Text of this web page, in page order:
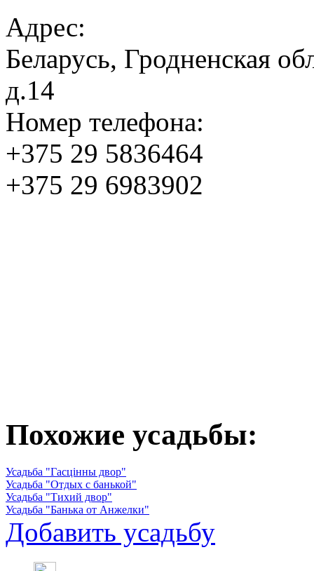
Адрес:
Беларусь, Гродненская
д.14
Номер телефона:
+375 29 5836464
+375 29 6983902
Похожие усадьбы:
Усадьба "Гасцiнны двор"
Усадьба "Отдых с банькой"
Усадьба "Тихий двор"
Усадьба "Банька от Анжелки"
Добавить усадьбу